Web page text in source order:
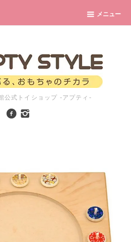
メニュー
公式トイショップ -アプティ-